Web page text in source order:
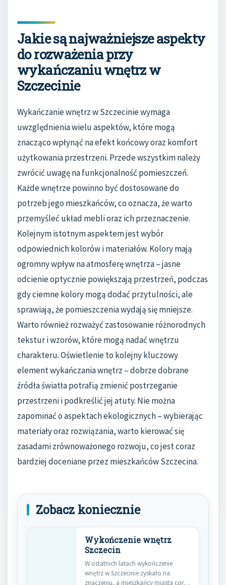
Jakie są najważniejsze aspekty
do rozważenia przy
wykańczaniu wnętrz w
Szczecinie
Wykańczanie wnętrz w Szczecinie wymaga
uwzględnienia wielu aspektów, które mogą
znacząco wpłynąć na efekt końcowy oraz komfort
użytkowania przestrzeni. Przede wszystkim należy
zwrócić uwagę na funkcjonalność pomieszczeń.
Każde wnętrze powinno być dostosowane do
potrzeb jego mieszkańców, co oznacza, że warto
przemyśleć układ mebli oraz ich przeznaczenie.
Kolejnym istotnym aspektem jest wybór
odpowiednich kolorów i materiałów. Kolory mają
ogromny wpływ na atmosferę wnętrza – jasne
odcienie optycznie powiększają przestrzeń, podczas
gdy ciemne kolory mogą dodać przytulności, ale
sprawiają, że pomieszczenia wydają się mniejsze.
Warto również rozważyć zastosowanie różnorodnych
tekstur i wzorów, które mogą nadać wnętrzu
charakteru. Oświetlenie to kolejny kluczowy
element wykańczania wnętrz – dobrze dobrane
źródła światła potrafią zmienić postrzeganie
przestrzeni i podkreślić jej atuty. Nie można
zapominać o aspektach ekologicznych – wybierając
materiały oraz rozwiązania, warto kierować się
zasadami zrównoważonego rozwoju, co jest coraz
bardziej doceniane przez mieszkańców Szczecina.
Zobacz koniecznie
Wykończenie wnętrz
Szczecin
W ostatnich latach wykończenie
wnętrz w Szczecinie zyskało na
znaczeniu, a mieszkańcy miasta coraz